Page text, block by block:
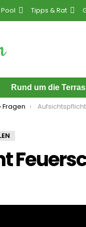
Tipps & Rat
Rund um die
Fragen